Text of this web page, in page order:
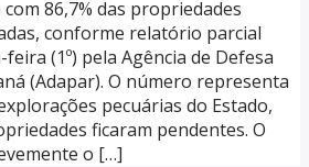
86,7% das propriedades
conforme relatório parcial
(1º) pela Agência de Defesa
(Adapar). O número representa
pecuárias do Estado,
ficaram pendentes. O
o […]